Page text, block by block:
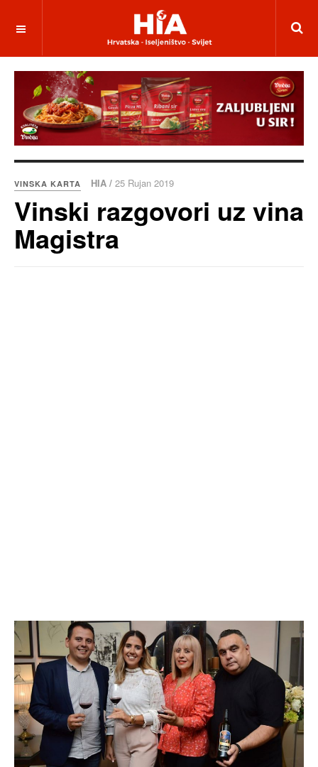
VINSKA KARTA HIA / 25 Rujan 2019
Vinski razgovori uz vina
Magistra